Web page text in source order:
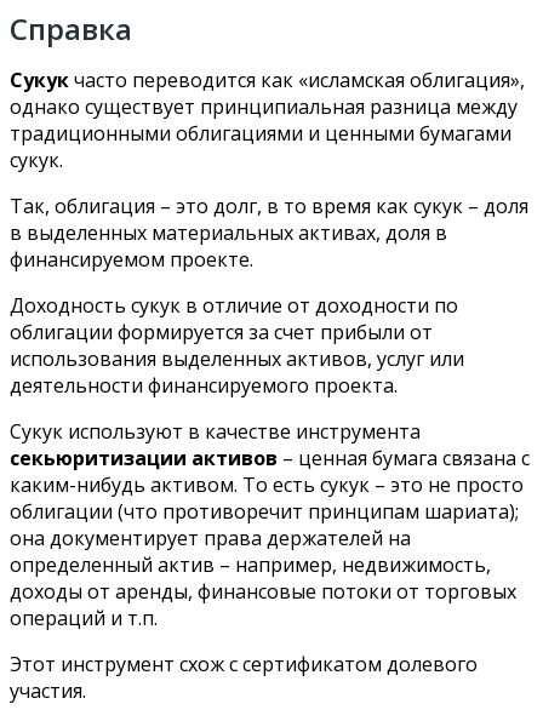
Справка
Сукукчасто переводится как «исламская облигация»,
однако существует принципиальная разница между
традиционными облигациями и ценными бумагами
сукук.
Так, облигация – это долг, в то время как сукук – доля
в выделенных материальных активах, доля в
финансируемом проекте.
Доходность сукук в отличие от доходности по
облигации формируется за счет прибыли от
использования выделенных активов, услуг или
деятельности финансируемого проекта.
Сукук используют в качестве инструмента
секьюритизации активов – ценная бумага связана с
каким-нибудь активом. То есть сукук – это не просто
облигации (что противоречит принципам шариата);
она документирует права держателей на
определенный актив – например, недвижимость,
доходы от аренды, финансовые потоки от торговых
операций и т.п.
Этот инструмент схож с сертификатом долевого
участия.